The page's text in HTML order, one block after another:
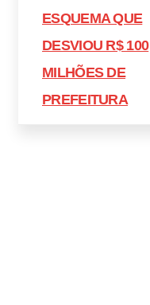
ESQUEMA QUE
DESVIOU R$ 100
MILHÕES DE
PREFEITURA